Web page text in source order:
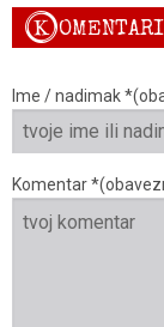
KOMENTARI
Ime / nadimak
Komentar